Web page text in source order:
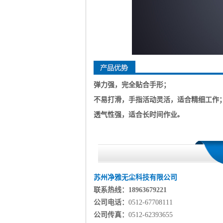
弹力强，完全贴合手形；
不易打滑，手指活动灵活，适合精细工作
透气性强，适合长时间作业。
苏州净雅无尘科技有限公司
联系热线：18963679221
公司电话： 0512-67708111
公司传真： 0512-62393655